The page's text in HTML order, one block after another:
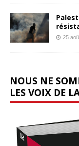
25
NOUS NE
LES VOIX DE